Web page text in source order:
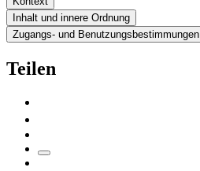
Inhalt und innere Ordnung
Zugangs- und Benutzungsbestimmungen
Teilen